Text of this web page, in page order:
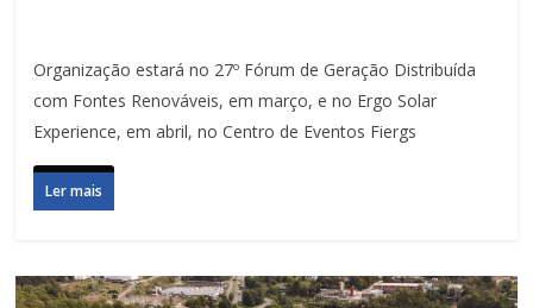
Organização estará no 27º Fórum de Geração Distribuída
com Fontes Renováveis, em março, e no Ergo Solar
Experience, em abril, no Centro de Eventos Fiergs
Ler mais